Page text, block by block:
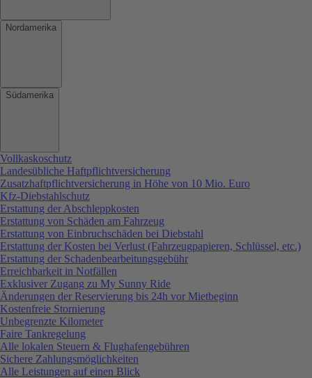
Nordamerika
Südamerika
Vollkaskoschutz
Landesübliche Haftpflichtversicherung
Zusatzhaftpflichtversicherung in Höhe von 10 Mio. Euro
Kfz-Diebstahlschutz
Erstattung der Abschleppkosten
Erstattung von Schäden am Fahrzeug
Erstattung von Einbruchschäden bei Diebstahl
Erstattung der Kosten bei Verlust (Fahrzeugpapieren, Schlüssel, etc.)
Erstattung der Schadenbearbeitungsgebühr
Erreichbarkeit in Notfällen
Exklusiver Zugang zu My Sunny Ride
Änderungen der Reservierung bis 24h vor Mietbeginn
Kostenfreie Stornierung
Unbegrenzte Kilometer
Faire Tankregelung
Alle lokalen Steuern & Flughafengebühren
Sichere Zahlungsmöglichkeiten
Alle Leistungen auf einen Blick